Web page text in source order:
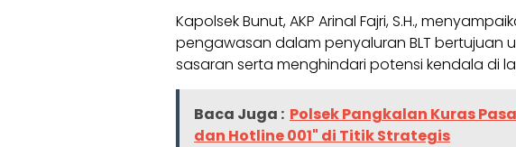
Kapolsek Bunut, AKP Arinal Fajri, S.H.,
pengawasan dalam penyaluran BLT bertujuan
sasaran serta menghindari potensi kendala di
Baca Juga : Polsek Pangkalan Kuras
dan Hotline 001" di Titik Strategis